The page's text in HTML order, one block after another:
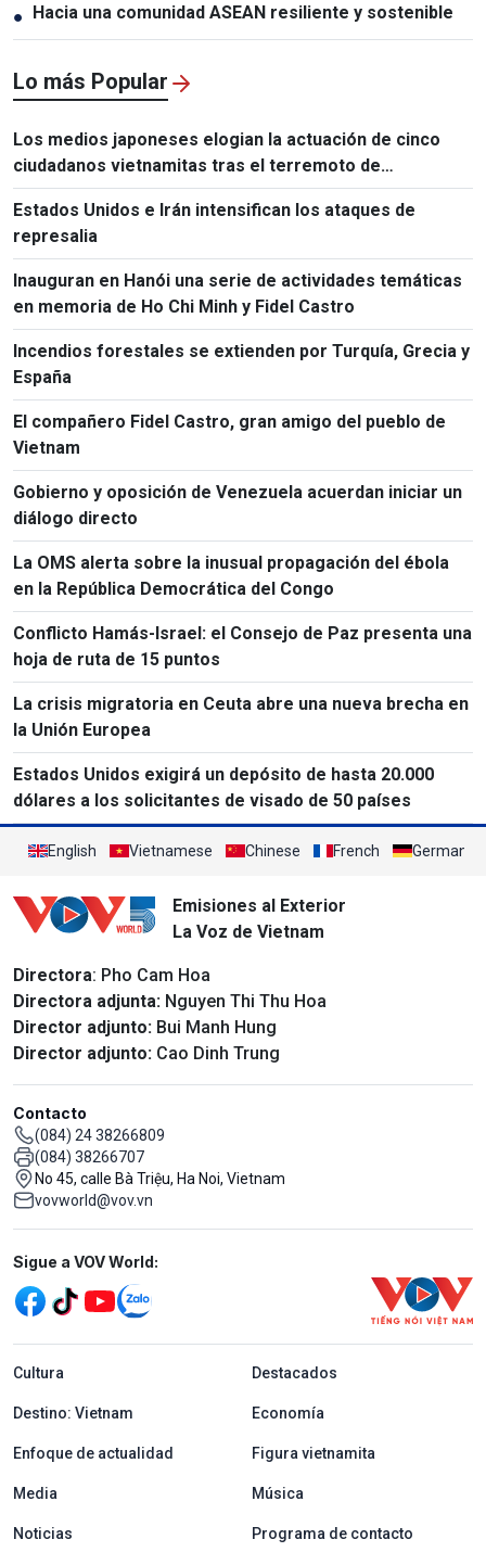
● Hacia una comunidad ASEAN resiliente y sostenible
Lo más Popular
Los medios japoneses elogian la actuación de cinco
ciudadanos vietnamitas tras el terremoto de
Kumamoto
Estados Unidos e Irán intensifican los ataques de
represalia
Inauguran en Hanói una serie de actividades temáticas
en memoria de Ho Chi Minh y Fidel Castro
Incendios forestales se extienden por Turquía, Grecia y
España
El compañero Fidel Castro, gran amigo del pueblo de
Vietnam
Gobierno y oposición de Venezuela acuerdan iniciar un
diálogo directo
La OMS alerta sobre la inusual propagación del ébola
en la República Democrática del Congo
Conflicto Hamás-Israel: el Consejo de Paz presenta una
hoja de ruta de 15 puntos
La crisis migratoria en Ceuta abre una nueva brecha en
la Unión Europea
Estados Unidos exigirá un depósito de hasta 20.000
dólares a los solicitantes de visado de 50 países
English Vietnamese Chinese French German
Emisiones al Exterior
La Voz de Vietnam
Directora: Pho Cam Hoa
Directora adjunta: Nguyen Thi Thu Hoa
Director adjunto: Bui Manh Hung
Director adjunto: Cao Dinh Trung
Contacto
(084) 24 38266809
(084) 38266707
No 45, calle Bà Triệu, Ha Noi, Vietnam
vovworld@vov.vn
Mạng xã hội
Sigue a VOV World:
menu footer tiếng Tây ban nha
Cultura Destacados
Destino: Vietnam Economía
Enfoque de actualidad Figura vietnamita
Media Música
Noticias Programa de contacto